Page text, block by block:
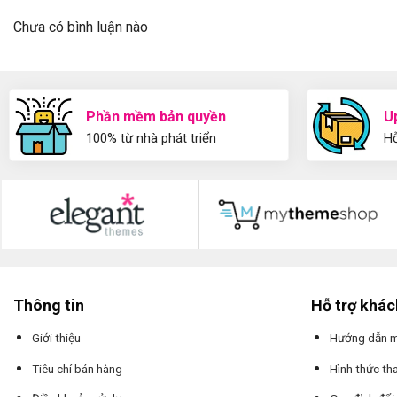
Chưa có bình luận nào
Phần mềm bản quyền
100% từ nhà phát triển
Thông tin
Giới thiệu
Tiêu chí bán hàng
Hỗ trợ
Hướng dẫn
Hình thức